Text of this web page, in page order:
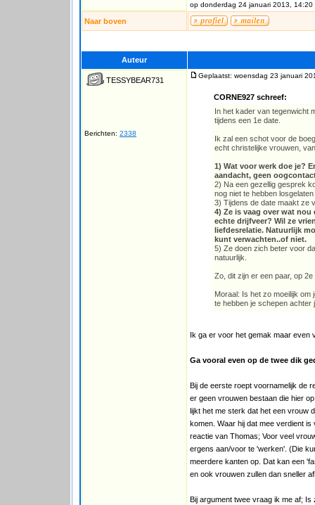
op donderdag 24 januari 2013, 14:20
Naar boven
Auteur
TESSYBEAR731
Berichten: 2338
Geplaatst: woensdag 23 januari
CORNE927 schreef:
In het kader van tegenwicht
tijdens een 1e date.
Ik zal een schot voor de
echt christelijke vrouwen,
1) Wat voor werk doe je?
aandacht, geen
2) Na een gezellig gesprek
nog niet te hebben
3) Tijdens de date maakt ze
4) Ze is vaag over wat
echte drijfveer? Wil ze
liefdesrelatie. Natuurlijk
kunt verwachten..of niet.
5) Ze doen zich beter voor
natuurlijk.
Zo, dit zijn er een paar, op
Moraal: Is het zo moeilijk om
te hebben je schepen achter
Ik ga er voor het gemak maar even
Ga vooral even op de twee dik
Bij de eerste roept voornamelijk de
er geen vrouwen bestaan die hier
lijkt het me sterk dat het een vrouw
komen. Waar hij dat mee verdient
reactie van Thomas; Voor veel
ergens aan/voor te 'werken'. (Die
meerdere kanten op. Dat kan een
en ook vrouwen zullen dan sneller
Bij argument twee vraag ik me af;